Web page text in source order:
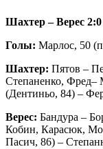
Шахтер – Верес 2:0
Голы: Марлос, 50
Шахтер: Пятов –
Степаненко, Фред–
(Дентиньо, 84) –
Верес: Бандура –
Кобин, Карасюк,
Пасич, 86) –